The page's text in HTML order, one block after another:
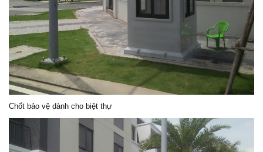
Chốt bảo vệ dành cho biệt thự